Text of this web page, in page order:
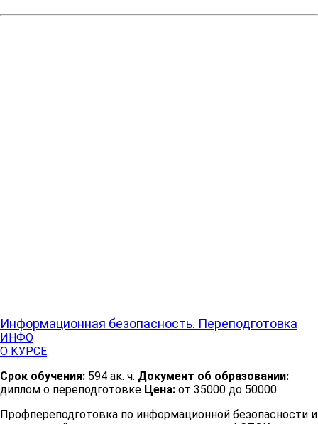
Информационная безопасность. Переподготовка
ИНФО
О КУРСЕ
Срок обучения: 594 ак. ч. Документ об образовании:
диплом о переподготовке Цена: от 35000 до 50000
Профпереподготовка по информационной безопасности и